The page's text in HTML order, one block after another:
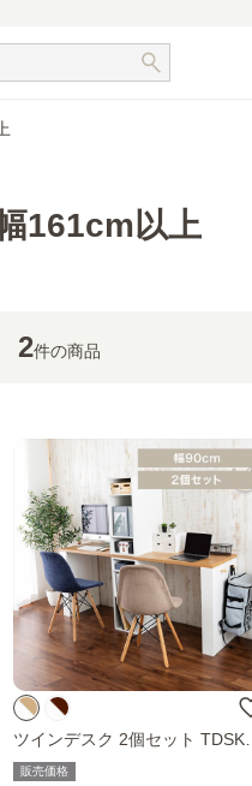
161cm以上
2件の商品
ツインデスク 2個セット TDSK-1
80 ナチュラル
販売価格